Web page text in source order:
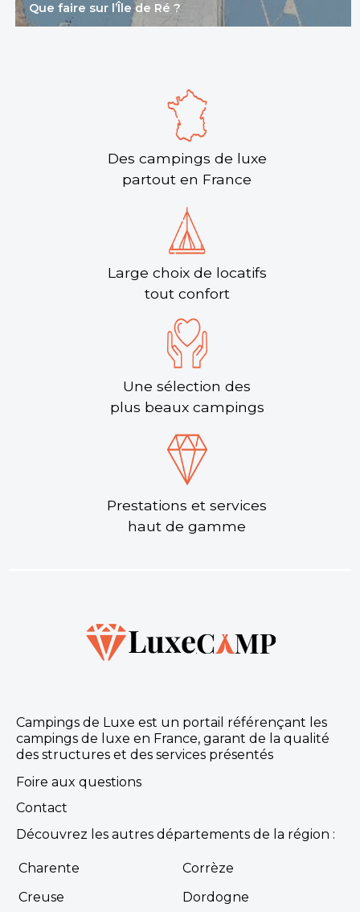
Voir le site
Camping 4 étoiles situé à la Flotte-en-Ré, à
seulement 800 m de la plage, du port et des
commerces. • Services variés : bar, snack/vente à...
Aucune information tarifaire disponible
Découvrir
Camping 5 étoiles situé à seulement 800 m de la
plage avec vue sur Fort Boyard. Environnement
Aucune information tarifaire disponible
2,5km du Chateau d’Oléron et à 300m de la plage,
sur un parc paysagé de 5.5 Ha pour seu...
★ 4.0/5 (893 avis)
Que faire sur l’Île de Ré ?
Des campings de luxe
partout en France
Large choix de locatifs
tout confort
Une sélection des
plus beaux campings
Prestations et services
haut de gamme
Campings de Luxe est un portail référençant les
campings de luxe en France, garant de la qualité
des structures et des services présentés
Foire aux questions
Contact
Découvrez les autres départements de la région :
Charente
Corrèze
Creuse
Dordogne